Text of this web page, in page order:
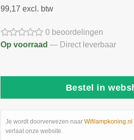
99,17 excl. btw
0 beoordelingen
Op voorraad — Direct leverbaar
Bestel in
Je wordt doorverwezen naar Wifilampkoning.nl
verlaat onze website.